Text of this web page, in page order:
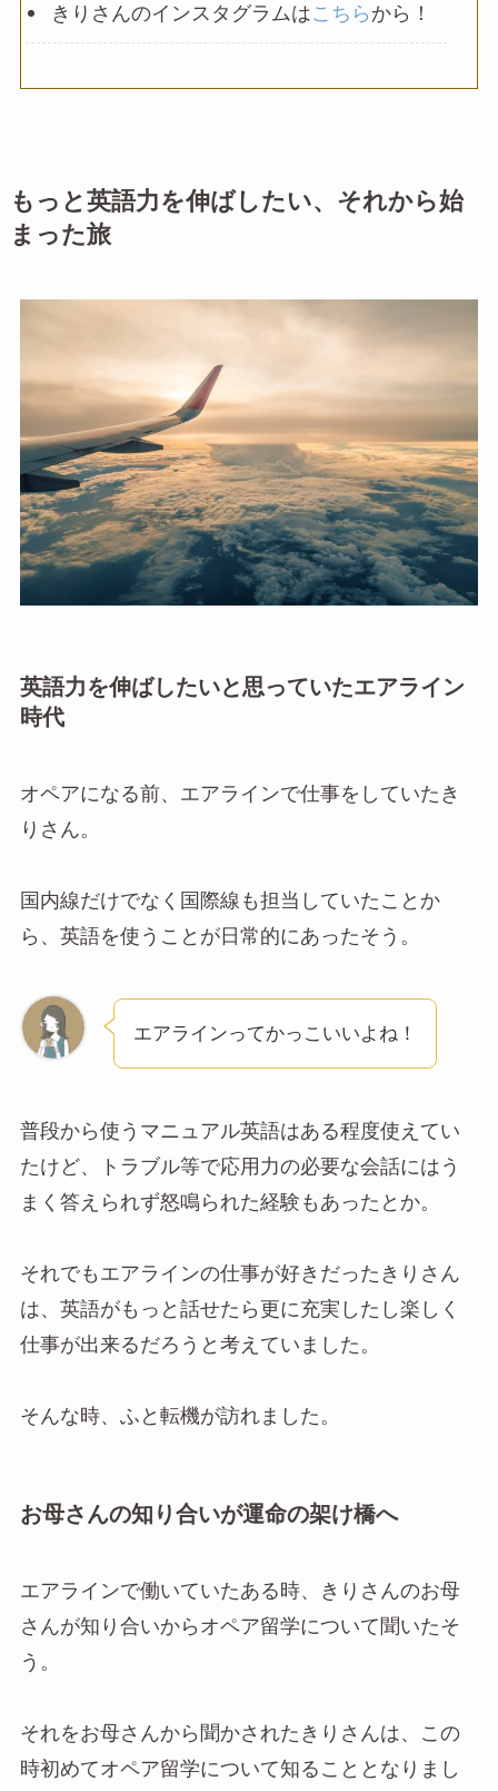
きりさんのインスタグラムはこちら から！
もっと英語力を伸ばしたい、それから始
まった旅
英語力を伸ばしたいと思っていたエアライン
時代
オペアになる前、エアラインで仕事をしていたき
りさん。
国内線だけでなく国際線も担当していたことか
ら、英語を使うことが日常的にあったそう。
エアラインってかっこいいよね！
普段から使うマニュアル英語はある程度使えてい
たけど、トラブル等で応用力の必要な会話にはう
まく答えられず怒鳴られた経験もあったとか。
それでもエアラインの仕事が好きだったきりさん
は、英語がもっと話せたら更に充実したし楽しく
仕事が出来るだろうと考えていました。
そんな時、ふと転機が訪れました。
お母さんの知り合いが運命の架け橋へ
エアラインで働いていたある時、きりさんのお母
さんが知り合いからオペア留学について聞いたそ
う。
それをお母さんから聞かされたきりさんは、この
時初めてオペア留学について知ることとなりまし